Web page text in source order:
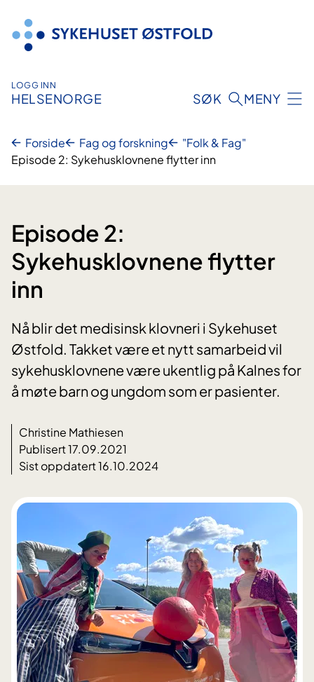
innhold
LOGG INN
HELSENORGE SØK MENY
Forside Fag og forskning
"Folk & Fag"
Episode 2: Sykehusklovnene flytter inn
Episode 2:
Sykehusklovnene flytter
inn
Nå blir det medisinsk klovneri i Sykehuset
Østfold. Takket være et nytt samarbeid vil
sykehusklovnene være ukentlig på Kalnes for
å møte barn og ungdom som er pasienter.
Christine Mathiesen
Publisert 17.09.2021
Sist oppdatert 16.10.2024